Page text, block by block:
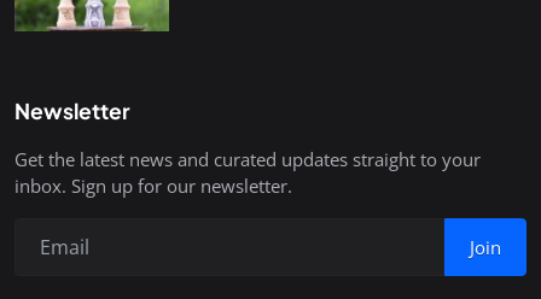
Newsletter
Get the latest news and curated updates straight to your
inbox. Sign up for our newsletter.
Join